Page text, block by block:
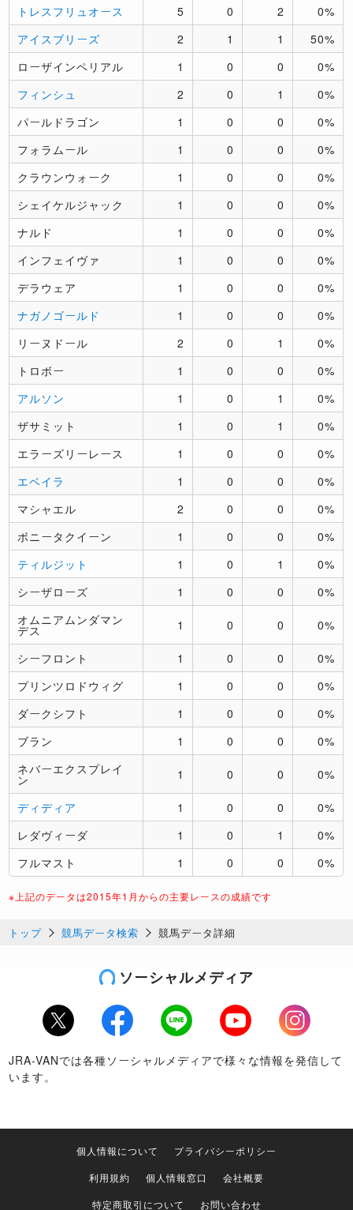
トレスフリュオース
5 0 2
0%
アイスブリーズ
2 1 1
50%
ローザインペリアル
1 0 0
0%
フィンシュ
2 0 1
0%
パールドラゴン
1 0 0
0%
フォラムール
1 0 0
0%
クラウンウォーク
1 0 0
0%
シェイケルジャック
1 0 0
0%
ナルド
1 0 0
0%
インフェイヴァ
1 0 0
0%
デラウェア
1 0 0
0%
ナガノゴールド
1 0 0
0%
リーヌドール
2 0 1
0%
トロボー
1 0 0
0%
アルソン
1 0 1
0%
ザサミット
1 0 1
0%
エラーズリーレース
1 0 0
0%
エベイラ
1 0 0
0%
マシャエル
2 0 0
0%
ボニータクイーン
1 0 0
0%
ティルジット
1 0 1
0%
シーザローズ
1 0 0
0%
オムニアムンダマン
デス 1 0 0 0%
シーフロント 1 0 0
0%
プリンツロドウィグ
1 0 0
0%
ダークシフト
1 0 0
0%
ブラン
1 0 0
0%
ネバーエクスプレイ
ン 1 0 0 0%
ディディア 1 0 0
0%
レダヴィーダ
1 0 1
0%
フルマスト
1 0 0 0%
※上記のデータは2015年1月からの主要レースの成績です
トップ 競馬データ検索 競馬データ詳細
ソーシャルメディア
Twitter Facebook LINE Youtube
Instagram
JRA-VANでは各種ソーシャルメディアで様々な情報を発信して
います。
個人情報について
プライバシーポリシー
利用規約
個人情報窓口
会社概要
特定商取引について
お問い合わせ